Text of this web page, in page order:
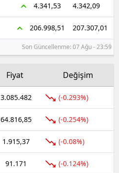
4.341,53 4.342,09
206.998,51 207.307,01
Son Güncellenme: 07 Ağu - 23:59
Fiyat Değişim
3.085.482 (-0.293%)
64.816,85 (-0.254%)
1.915,37 (-0.08%)
91.171 (-0.124%)